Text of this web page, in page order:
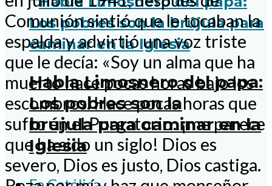
Habla Limosnero del papa:
Los pobres son la
brújula para caminar en la
Iglesia
Comunión sintió que le tocaban la
espalda y advirtió una voz triste
que le decía: «Soy un alma que ha
muerto hace pocas horas bajo los
escombros. Hace pocas horas que
sufro en el Purgatorio: ¡me parece
que ha sido un siglo! Dios es
severo, Dios es justo, Dios castiga.